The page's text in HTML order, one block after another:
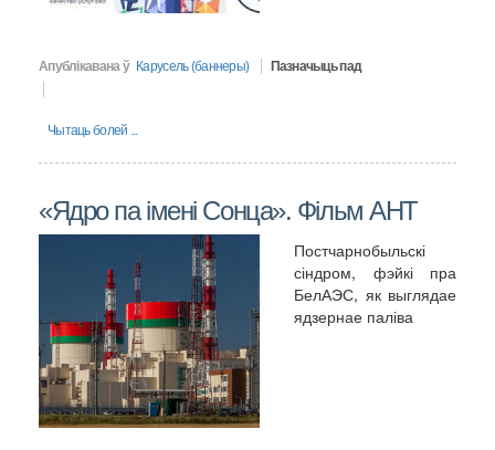
Апублікавана ў Карусель (баннеры) Пазначыць пад
Чытаць болей ...
«Ядро па імені Сонца». Фільм АНТ
Постчарнобыльскі
сіндром, фэйкі пра
БелАЭС, як выглядае
ядзернае паліва